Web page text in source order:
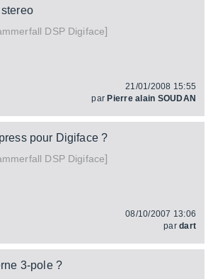
DSP Digiface]
21/01/2008 15:55
par Pierre alain SOUDAN
pour Digiface ?
DSP Digiface]
08/10/2007 13:06
pardart
3-pole ?